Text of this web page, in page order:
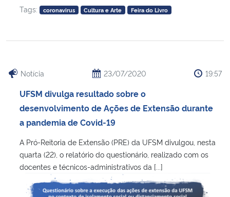
Tags:
coronavirus Cultura e Arte Feira do Livro
Notícia 23/07/2020 19:57
UFSM divulga resultado sobre o
desenvolvimento de Ações de Extensão durante
a pandemia de Covid-19
A Pró-Reitoria de Extensão (PRE) da UFSM divulgou, nesta
quarta (22), o relatório do questionário, realizado com os
docentes e técnicos-administrativos da [...]